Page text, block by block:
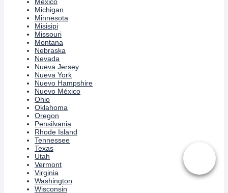
Michigan
Minnesota
Misisipi
Missouri
Montana
Nebraska
Nevada
Nueva Jersey
Nueva York
Nuevo Hampshire
Nuevo México
Ohio
Oklahoma
Oregon
Pensilvania
Rhode Island
Tennessee
Texas
Utah
Vermont
Virginia
Washington
Wisconsin